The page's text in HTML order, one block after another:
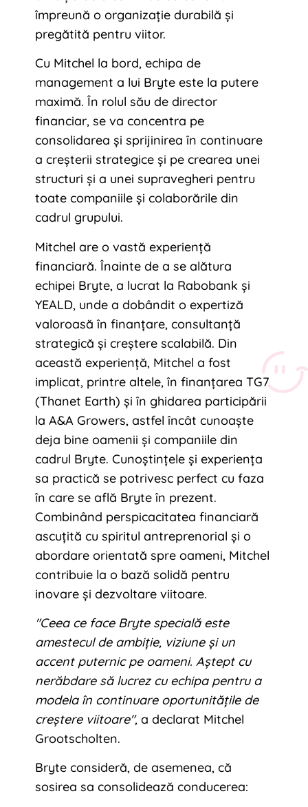
împreună o organizație durabilă și
pregătită pentru viitor.
Cu Mitchel la bord, echipa de
management a lui Bryte este la putere
maximă. În rolul său de director
financiar, se va concentra pe
consolidarea și sprijinirea în continuare
a creșterii strategice și pe crearea unei
structuri și a unei supravegheri pentru
toate companiile și colaborările din
cadrul grupului.
Mitchel are o vastă experiență
financiară. Înainte de a se alătura
echipei Bryte, a lucrat la Rabobank și
YEALD, unde a dobândit o expertiză
valoroasă în finanțare, consultanță
strategică și creștere scalabilă. Din
această experiență, Mitchel a fost
implicat, printre altele, în finanțarea TG7
(Thanet Earth) și în ghidarea participării
la A&A Growers, astfel încât cunoaște
deja bine oamenii și companiile din
cadrul Bryte. Cunoștințele și experiența
sa practică se potrivesc perfect cu faza
în care se află Bryte în prezent.
Combinând perspicacitatea financiară
ascuțită cu spiritul antreprenorial și o
abordare orientată spre oameni, Mitchel
contribuie la o bază solidă pentru
inovare și dezvoltare viitoare.
"Ceea ce face Bryte specială este
amestecul de ambiție, viziune și un
accent puternic pe oameni. Aștept cu
nerăbdare să lucrez cu echipa pentru a
modela în continuare oportunitățile de
creștere viitoare",a declarat Mitchel
Grootscholten.
Bryte consideră, de asemenea, că
sosirea sa consolidează conducerea: